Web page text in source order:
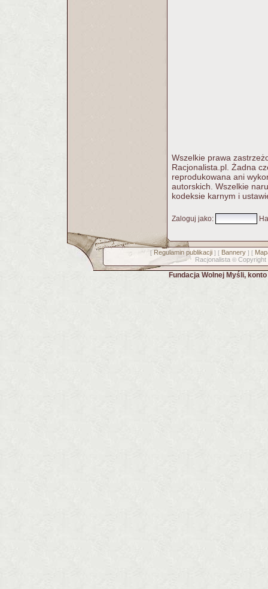
Wszelkie prawa
Racjonalista.pl. Żadna
reprodukowana ani
autorskich. Wszelkie
kodeksie karnym i
Zaloguj jako:
[ Regulamin publikacji] [ Bannery] [
Racjonalista © Copyright
Fundacja Wolnej Myśli,